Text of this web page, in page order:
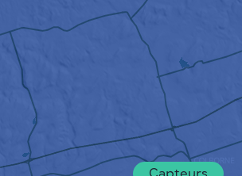
A PROPOS DE NOUS
LANGUE DU SITE
English
Česky
Deutsch